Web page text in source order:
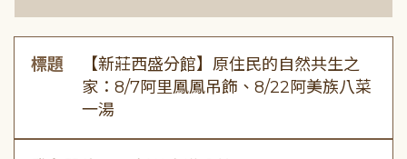
標題
【新莊西盛分館】原住民的自然共生之
家：8/7阿里鳳鳳吊飾、8/22阿美族八菜
一湯